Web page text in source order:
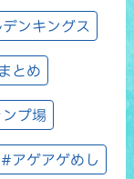
ンキングス
とめ
プ場
#アゲアゲめし